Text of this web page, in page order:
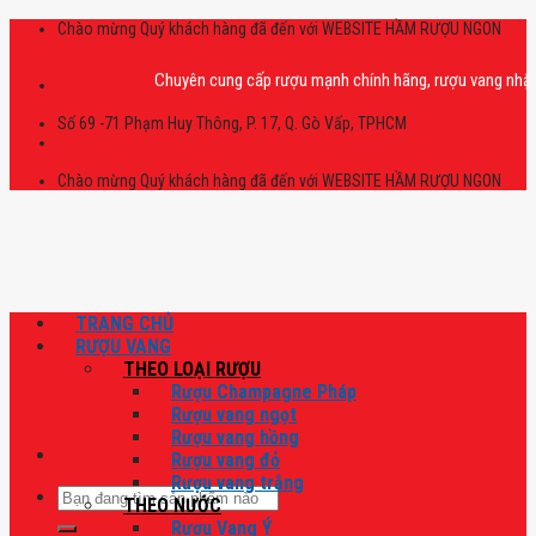
Skip
Chào mừng Quý khách hàng đã đến với WEBSITE HẦM RƯỢU NGON
Chuyên cung cấp rượu mạnh chính hãng, rượu vang nhập
Số 69 -71 Phạm Huy Thông, P. 17, Q. Gò Vấp, TPHCM
Chào mừng Quý khách hàng đã đến với WEBSITE HẦM RƯỢU NGON
Tìm
kiếm:
TRANG CHỦ
RƯỢU VANG
THEO LOẠI RƯỢU
Rượu Champagne Pháp
Rượu vang ngọt
Rượu vang hồng
Rượu vang đỏ
Rượu vang trắng
THEO NƯỚC
Rượu Vang Ý